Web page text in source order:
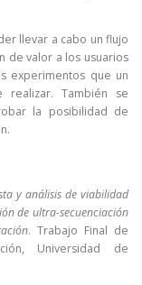
llevar a cabo un flujo
de valor a los usuarios
experimentos que un
realizar. También se
la posibilidad de
y análisis de viabilidad
de ultra-secuenciación
. Trabajo Final de
Universidad de